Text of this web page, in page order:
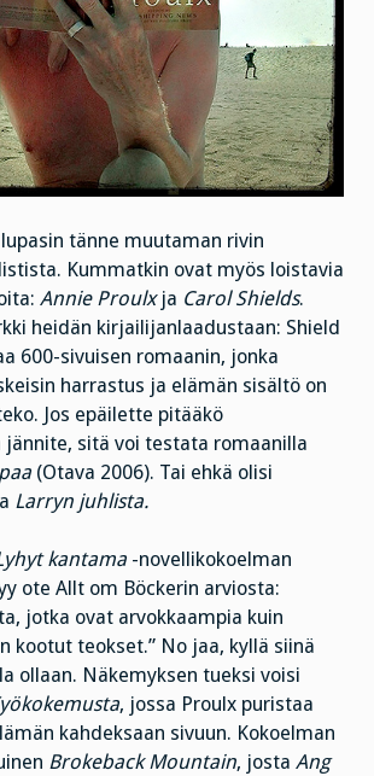
tänne muutaman rivin
Kummatkin ovat myös loistavia
Annie Proulxja Carol Shields.
heidän kirjailijanlaadustaan: Shield
600-sivuisen romaanin, jonka
harrastus ja elämän sisältö on
Jos epäilette pitääkö
sitä voi testata romaanilla
(Otava 2006). Tai ehkä olisi
Larryn juhlista.
kantama -novellikokoelman
ote Allt om Böckerin arviosta:
jotka ovat arvokkaampia kuin
kootut teokset.” No jaa, kyllä siinä
ollaan. Näkemyksen tueksi voisi
, jossa Proulx puristaa
kahdeksaan sivuun. Kokoelman
Brokeback Mountain, josta Ang